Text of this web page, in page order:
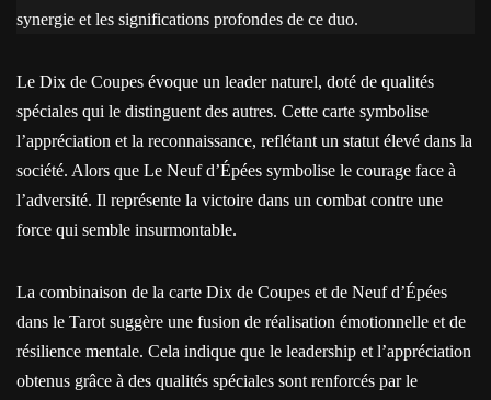
synergie et les significations profondes de ce duo.
Le Dix de Coupes évoque un leader naturel, doté de qualités
spéciales qui le distinguent des autres. Cette carte symbolise
l’appréciation et la reconnaissance, reflétant un statut élevé dans la
société. Alors que Le Neuf d’Épées symbolise le courage face à
l’adversité. Il représente la victoire dans un combat contre une
force qui semble insurmontable.
La combinaison de la carte Dix de Coupes et de Neuf d’Épées
dans le Tarot suggère une fusion de réalisation émotionnelle et de
résilience mentale. Cela indique que le leadership et l’appréciation
obtenus grâce à des qualités spéciales sont renforcés par le